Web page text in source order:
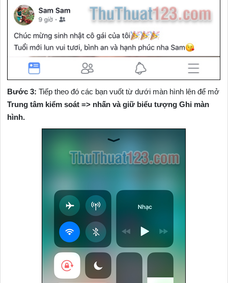
Bước 3: Tiếp theo đó các bạn vuốt từ dưới màn hình lên để mở
Trung tâm kiểm soát => nhấn và giữ biểu tượng Ghi màn
hình.